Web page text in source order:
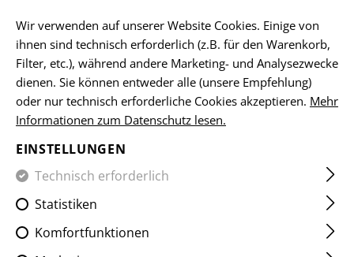
FLAGGEN-PATCHES
FILTER
Wir verwenden auf unserer Website Cookies. Einige von
ihnen sind technisch erforderlich (z.B. für den Warenkorb,
Filter, etc.), während andere Marketing- und Analysezwecke
dienen. Sie können entweder alle (unsere Empfehlung)
oder nur technisch erforderliche Cookies akzeptieren. Mehr
Informationen zum Datenschutz lesen.
EINSTELLUNGEN
Technisch erforderlich
Statistiken
Komfortfunktionen